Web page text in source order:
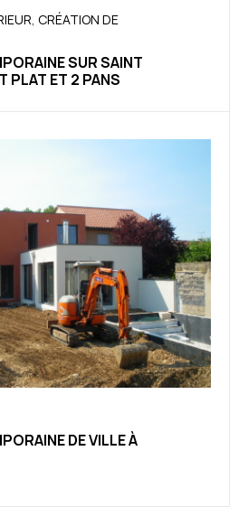
, CRÉATION DE
SUR SAINT
PLAT ET 2 PANS
DE VILLE À